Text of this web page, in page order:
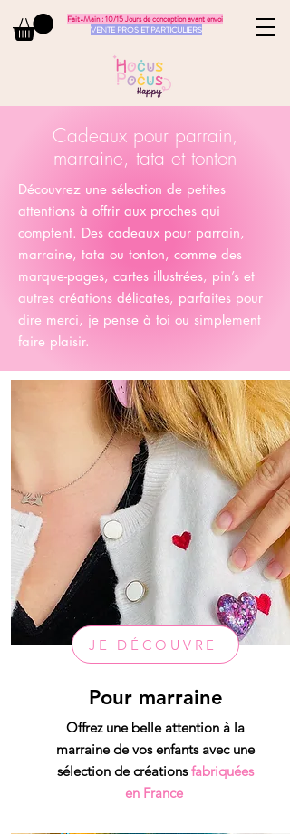
Fait-Main : 10/15 Jours de conception avant envoi
VENTE PROS ET PARTICULIERS
Cadeaux pour parrain,
marraine, tata et tonton
Découvrez une sélection de petites
attentions à offrir aux proches qui
comptent. Des cadeaux pour parrain,
marraine, tata ou tonton, comme des
marque-pages, cartes illustrées, pin’s et
autres créations délicates, parfaites pour
dire merci, je pense à toi ou simplement
faire plaisir.
JE DÉCOUVRE
Pour marraine
Offrez une belle attention à la
marraine de vos enfants avec une
sélection de créationsfabriquées
en France